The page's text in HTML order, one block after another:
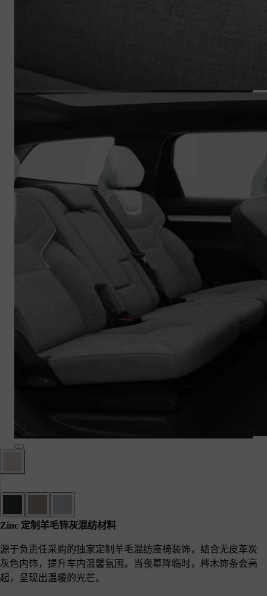
Zinc 定制羊毛锌灰混纺材料
源于负责任采购的独家定制羊毛混纺座椅装饰，结合无皮革炭
灰色内饰，提升车内温馨氛围。当夜幕降临时，梣木饰条会亮
起，呈现出温暖的光芒。